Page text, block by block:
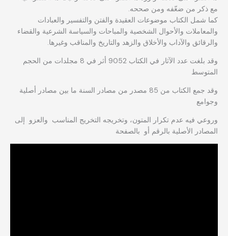
مع ذكر من ضعّفه ومن صححه.
كما شمل الكتاب موضوعات العقيدة والفتن والتفسير والعبادات
والمعاملات والأحوال الشخصية والمباحات والسياسة الشرعية والقضاء
والرقائق والآداب والأخلاق والزهد والتاريخ والمناقب وغيرها.
وقد بلغت عدد الآثار في الكتاب 9052 أثر في 8 مجلدات من الحجم
المتوسط
وقد جمع الكتاب من 85 مصدر من مصادر السنة ما بين مصادر أصلية
وجوامع
وروعي فيه عدم تكرار المتون، وتخريجه التخريج المناسب والعزو إلى
المصادر الأصلية بالرقم أو بالصفحة